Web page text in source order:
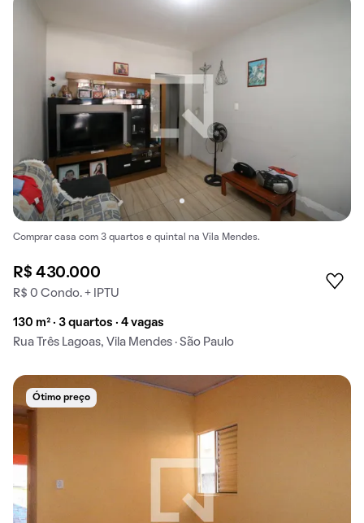
Comprar casa com 3 quartos e quintal na Vila Mendes.
R$ 430.000
R$ 0 Condo. + IPTU
130 m² · 3 quartos · 4 vagas
Rua Três Lagoas, Vila Mendes · São Paulo
Ótimo preço